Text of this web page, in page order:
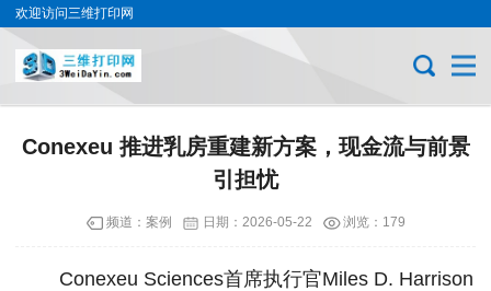
欢迎访问三维打印网
Conexeu 推进乳房重建新方案，现金流与前景
引担忧
频道： 案例 日期： 2026-05-22 浏览：179
Conexeu Sciences首席执行官Miles D. Harrison